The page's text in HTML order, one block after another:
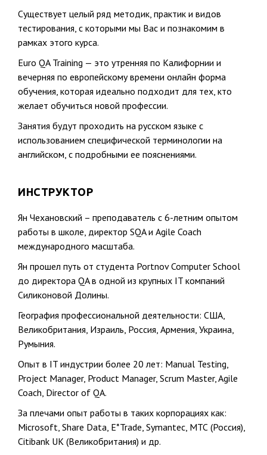
Существует целый ряд методик, практик и видов
тестирования, с которыми мы Вас и познакомим в
рамках этого курса.
Euro QA Training — это утренняя по Калифорнии и
вечерняя по европейскому времени онлайн форма
обучения, которая идеально подходит для тех, кто
желает обучиться новой профессии.
Занятия будут проходить на русском языке с
использованием специфической терминологии на
английском, с подробными ее пояснениями.
ИНСТРУКТОР
Ян Чехановский – преподаватель с 6-летним опытом
работы в школе, директор SQA и Agile Coach
международного масштаба.
Ян прошел путь от студента Portnov Computer School
до директора QA в одной из крупных IT компаний
Силиконовой Долины.
География профессиональной деятельности: США,
Великобритания, Израиль, Россия, Армения, Украина,
Румыния.
Опыт в IT индустрии более 20 лет: Manual Testing,
Project Manager, Product Manager, Scrum Master, Agile
Coach, Director of QA.
За плечами опыт работы в таких корпорациях как:
Microsoft, Share Data, E*Trade, Symantec, МТС (Россия),
Citibank UK (Великобритания) и др.